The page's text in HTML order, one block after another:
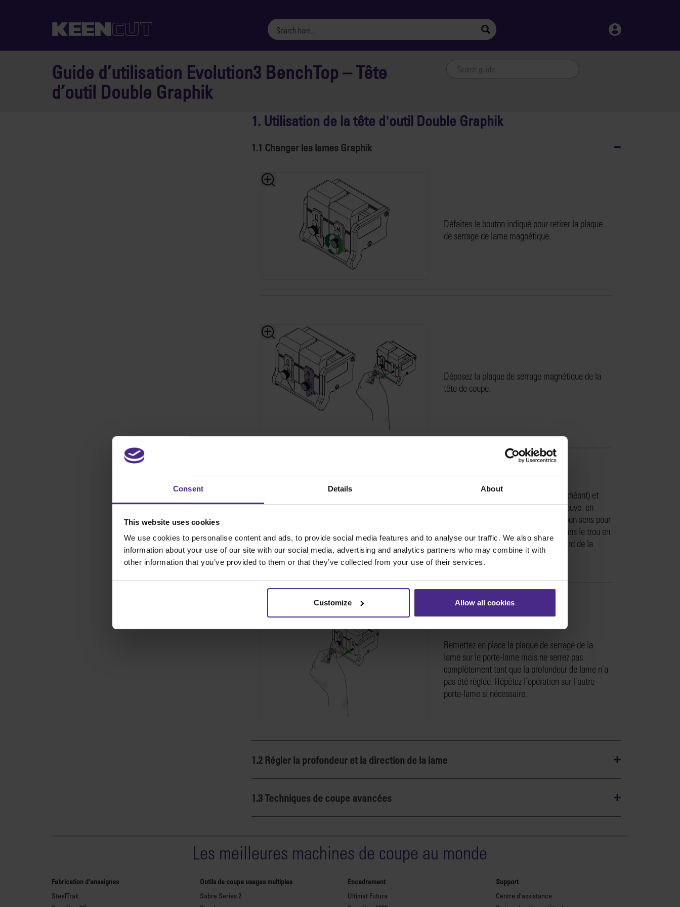
Consent Details About
This website uses cookies
We use cookies to personalise content and ads, to provide social media features and to analyse our traffic. We also share
information about your use of our site with our social media, advertising and analytics partners who may combine it with
other information that you’ve provided to them or that they’ve collected from your use of their services.
Customize Allow all cookies
Guide d’utilisation Evolution3 BenchTop – Tête
d’outil Double Graphik
1. Utilisation de la tête d'outil Double Graphik
1.1 Changer les lames Graphik
Défaites le bouton indiqué pour retirer la plaque
de serrage de lame magnétique.
Déposez la plaque de serrage magnétique de la
tête de coupe.
Soulevez la lame émoussée (le cas échéant) et
remplacez-la par une lame Graphik neuve, en
vérifiant qu’elle est orientée dans le bon sens pour
la découpe souhaitée. Insérez l’axe dans le trou en
haut de la lame et alignez-le sur le bord de la
plaque de serrage.
Remettez en place la plaque de serrage de la
lame sur le porte-lame mais ne serrez pas
complètement tant que la profondeur de lame n’a
pas été réglée. Répétez l’opération sur l’autre
porte-lame si nécessaire.
1.2 Régler la profondeur et la direction de la lame
1.3 Techniques de coupe avancées
Les meilleures machines de coupe au monde
Fabrication d’enseignes
SteelTrak
Outils de coupe usages multiples
Sabre Series 2
Encadrement
Ultimat Futura
Support
Centre d’assistance